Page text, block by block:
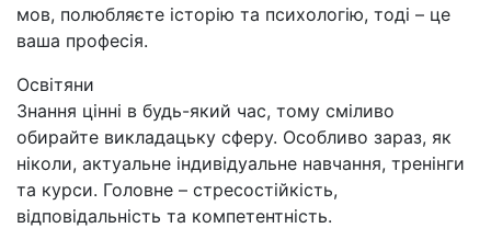
мов, полюбляєте історію та психологію, тоді – це
ваша професія.
Освітяни
Знання цінні в будь-який час, тому сміливо
обирайте викладацьку сферу. Особливо зараз, як
ніколи, актуальне індивідуальне навчання, тренінги
та курси. Головне – стресостійкість,
відповідальність та компетентність.